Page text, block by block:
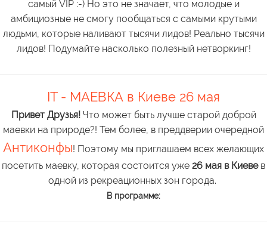
самый VIP :-) Но это не значает, что молодые и
амбициозные не смогу пообщаться с самыми крутыми
людьми, которые наливают тысячи лидов! Реально тысячи
лидов! Подумайте насколько полезный нетворкинг!
IT - МАЕВКА в Киеве 26 мая
Привет Друзья!Что может быть лучше старой доброй
маевки на природе?! Тем более, в преддверии очередной
Антиконфы! Поэтому мы приглашаем всех желающих
посетить маевку, которая состоится уже 26 мая в Киевев
одной из рекреационных зон города.
В программе: